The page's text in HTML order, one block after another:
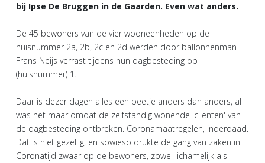
bij Ipse De Bruggen in de Gaarden. Even wat anders.
De 45 bewoners van de vier wooneenheden op de
huisnummer 2a, 2b, 2c en 2d werden door ballonnenman
Frans Neijs verrast tijdens hun dagbesteding op
(huisnummer) 1.
Daar is dezer dagen alles een beetje anders dan anders, al
was het maar omdat de zelfstandig wonende 'cliënten' van
de dagbesteding ontbreken. Coronamaatregelen, inderdaad.
Dat is niet gezellig, en sowieso drukte de gang van zaken in
Coronatijd zwaar op de bewoners, zowel lichamelijk als